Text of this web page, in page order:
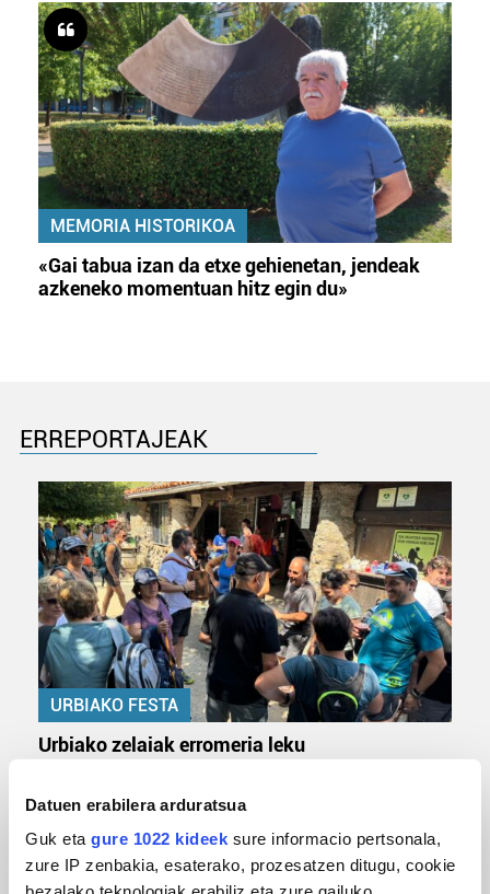
Datuen erabilera arduratsua
Guk eta gure 1022 kideek sure informacio pertsonala,
zure IP zenbakia, esaterako, prozesatzen ditugu, cookie
MEMORIA HISTORIKOA
«Gai tabua izan da etxe gehienetan, jendeak
azkeneko momentuan hitz egin du»
ERREPORTAJEAK
URBIAKO FESTA
Urbiako zelaiak erromeria leku